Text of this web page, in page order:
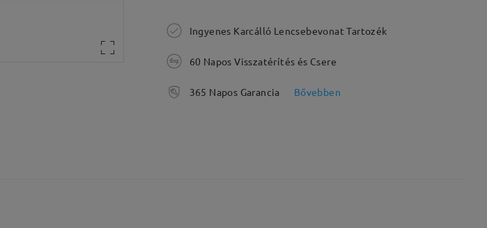
Ingyenes Karcálló Lencsebevonat Tartozék
60 Napos Visszatérítés és Csere
365 Napos Garancia Bővebben